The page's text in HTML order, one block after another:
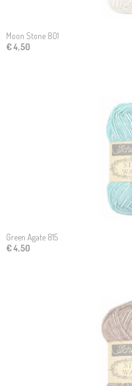
Moon Stone 801
€ 4,50
Green Agate 815
€ 4,50